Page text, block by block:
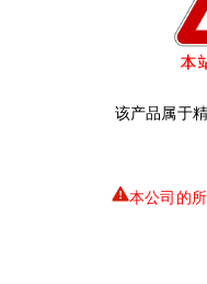
该产品属于
本公司的